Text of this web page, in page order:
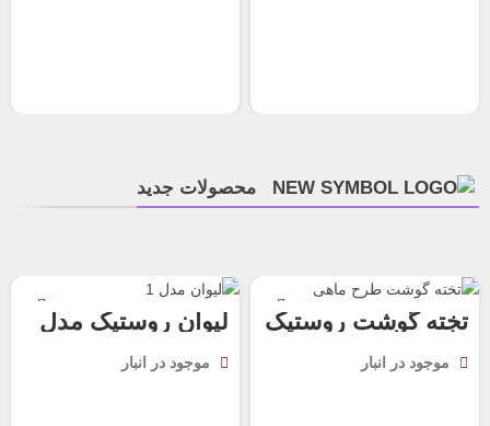
محصولات جدید
تخته گوشت روستیک
طرح ماهی
موجود در انبار
لیوان روستیک مدل
1
موجود در انبار